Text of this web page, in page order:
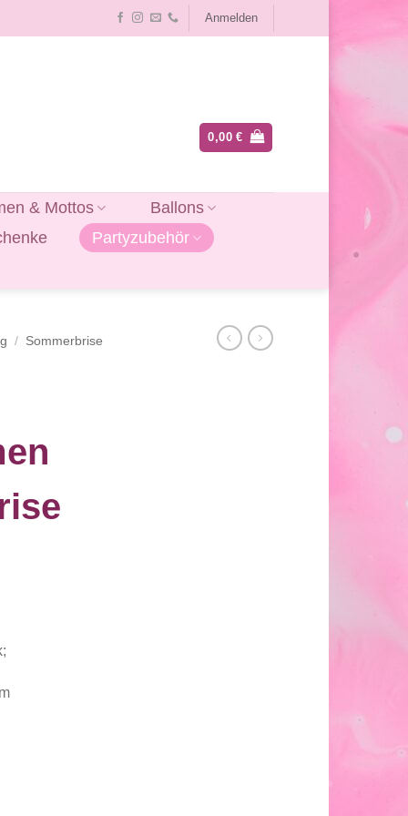
Anmelden
0,00€
& Mottos
Ballons
Partyzubehör
/ Sommerbrise